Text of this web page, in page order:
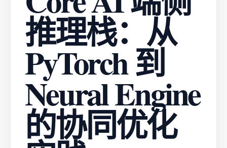
推理栈：从
PyTorch 到
Neural Engine
的协同优化